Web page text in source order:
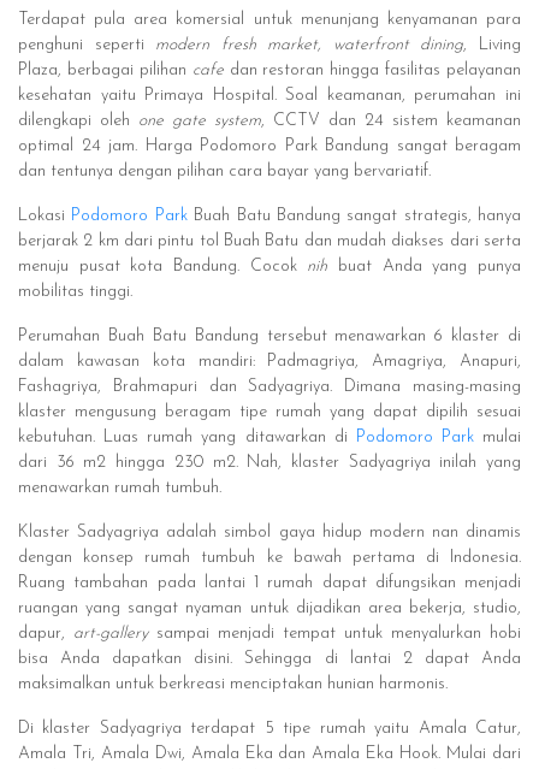
Terdapat pula area komersial untuk menunjang kenyamanan para
penghuni seperti modern fresh market, waterfront dining, Living
Plaza, berbagai pilihan cafedan restoran hingga fasilitas pelayanan
kesehatan yaitu Primaya Hospital. Soal keamanan, perumahan ini
dilengkapi oleh one gate system, CCTV dan 24 sistem keamanan
optimal 24 jam. Harga Podomoro Park Bandung sangat beragam
dan tentunya dengan pilihan cara bayar yang bervariatif.
Lokasi Podomoro ParkBuah Batu Bandung sangat strategis, hanya
berjarak 2 km dari pintu tol Buah Batu dan mudah diakses dari serta
menuju pusat kota Bandung. Cocok nih buat Anda yang punya
mobilitas tinggi.
Perumahan Buah Batu Bandung tersebut menawarkan 6 klaster di
dalam kawasan kota mandiri: Padmagriya, Amagriya, Anapuri,
Fashagriya, Brahmapuri dan Sadyagriya. Dimana masing-masing
klaster mengusung beragam tipe rumah yang dapat dipilih sesuai
kebutuhan. Luas rumah yang ditawarkan di Podomoro Parkmulai
dari 36 m2 hingga 230 m2. Nah, klaster Sadyagriya inilah yang
menawarkan rumah tumbuh.
Klaster Sadyagriya adalah simbol gaya hidup modern nan dinamis
dengan konsep rumah tumbuh ke bawah pertama di Indonesia.
Ruang tambahan pada lantai 1 rumah dapat difungsikan menjadi
ruangan yang sangat nyaman untuk dijadikan area bekerja, studio,
dapur, art-gallery sampai menjadi tempat untuk menyalurkan hobi
bisa Anda dapatkan disini. Sehingga di lantai 2 dapat Anda
maksimalkan untuk berkreasi menciptakan hunian harmonis.
Di klaster Sadyagriya terdapat 5 tipe rumah yaitu Amala Catur,
Amala Tri, Amala Dwi, Amala Eka dan Amala Eka Hook. Mulai dari